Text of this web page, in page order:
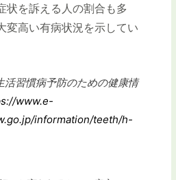
状を訴える人の割合も多
変高い有病状況を示してい
活習慣病予防のための健康情
www.e-
information/teeth/h-